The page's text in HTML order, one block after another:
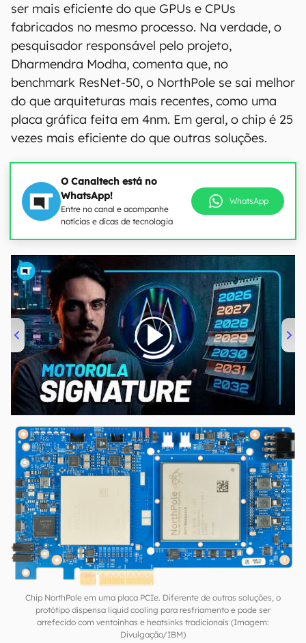
ser mais eficiente do que GPUs e CPUs
fabricados no mesmo processo. Na verdade, o
pesquisador responsável pelo projeto,
Dharmendra Modha, comenta que, no
benchmark ResNet-50, o NorthPole se sai melhor
do que arquiteturas mais recentes, como uma
placa gráfica feita em 4nm. Em geral, o chip é 25
vezes mais eficiente do que outras soluções.
O Canaltech está no
WhatsApp!
Entre no canal e acompanhe
notícias e dicas de tecnologia
WhatsApp
00:00/20:46
Chip NorthPole em uma placa PCIe. Diferente de outras soluções, o
protótipo dispensa liquid cooling para resfriamento e pode ser
arrefecido com ventoinhas e heatsinks tradicionais (Imagem:
Divulgação/IBM)